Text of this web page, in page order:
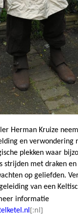
Herman Kruize
en verwondering
plekken waar
strijden met draken
op geliefden.
van een
informatie
[:nl]